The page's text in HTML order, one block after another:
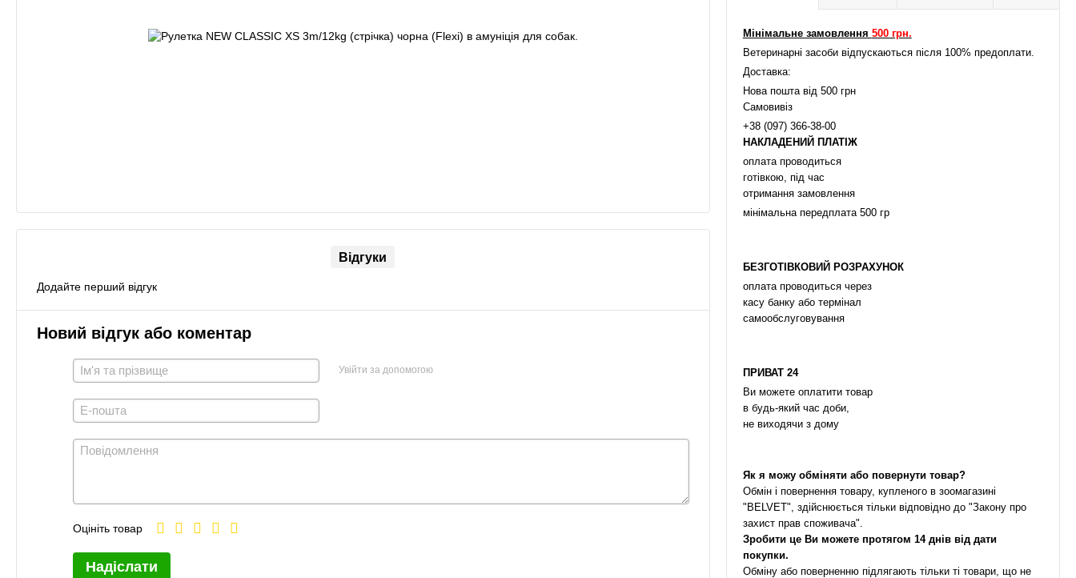
Відгуки
Додайте перший відгук
Новий відгук або коментар
Увійти за допомогою
Оцініть товар
Надіслати
Мінімальне замовлення 500 грн.
Ветеринарні засоби відпускаються після 100% предоплати.
Доставка:
Нова пошта від 500 грн
Самовивіз
+38 (097) 366-38-00
НАКЛАДЕНИЙ ПЛАТІЖ
оплата проводиться
готівкою, під час
отримання замовлення
мінімальна передплата 500 гр
БЕЗГОТІВКОВИЙ РОЗРАХУНОК
оплата проводиться через
касу банку або термінал
самообслуговування
ПРИВАТ 24
Ви можете оплатити товар
в будь-який час доби,
не виходячи з дому
Як я можу обміняти або повернути товар?
Обмін і повернення товару, купленого в зоомагазині
"BELVET", здійснюється тільки відповідно до "Закону про
захист прав споживача".
Зробити це Ви можете протягом 14 днів від дати
покупки.
Обміну або поверненню підлягають тільки ті товари, що не